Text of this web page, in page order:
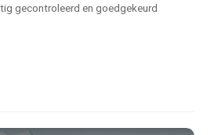
gecontroleerd en goedgekeurd